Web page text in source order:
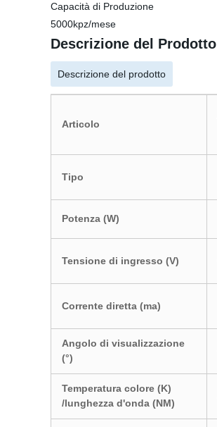
Capacità di Produzione
5000kpz/mese
Descrizione del Prodotto
Descrizione del prodotto
Articolo
Tipo
Potenza (W)
Tensione di ingresso (V)
Corrente diretta (ma)
Angolo di visualizzazione
(°)
Temperatura colore (K)
/lunghezza d'onda (NM)